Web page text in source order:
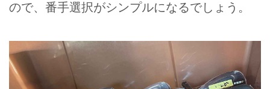
ので、番手選択がシンプルになるでしょう。